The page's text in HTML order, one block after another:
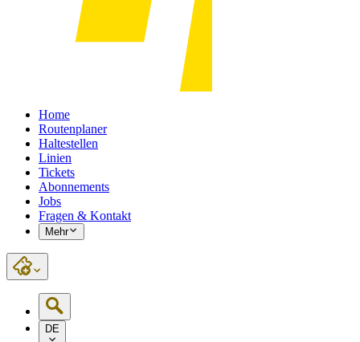
Home
Routenplaner
Haltestellen
Linien
Tickets
Abonnements
Jobs
Fragen & Kontakt
Mehr
DE